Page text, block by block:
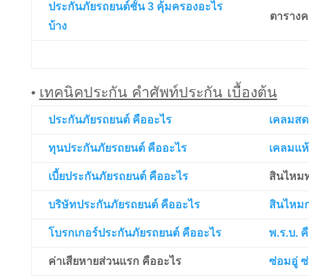
ประกันภัยรถยนต์ชั้น 3 คุ้มครองอะไร
บ้าง
ตาราง
• เทคนิคประกัน คำศัพท์ประกัน เบื้องต้น
ประกันภัยรถยนต์ คืออะไร เคลมส
ทุนประกันภัยรถยนต์ คืออะไร เคลมแ
เบี้ยประกันภัยรถยนต์ คืออะไร สินไหม
บริษัทประกันภัยรถยนต์ คืออะไร สินไหม
โบรกเกอร์ประกันภัยรถยนต์ คืออะไร พ.ร.บ.
ค่าเสียหายส่วนแรก คืออะไร ซ่อมอู่ ซ่